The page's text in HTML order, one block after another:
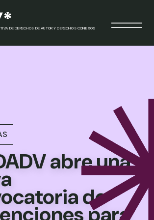
DE DERECHOS DE AUTOR Y DERECHOS CONEXOS
abre una
de
para